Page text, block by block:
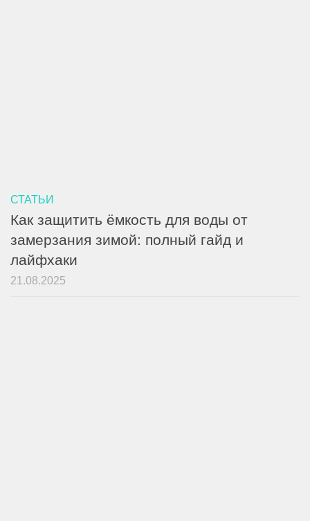
СТАТЬИ
Как защитить ёмкость для воды от
замерзания зимой: полный гайд и
лайфхаки
21.08.2025